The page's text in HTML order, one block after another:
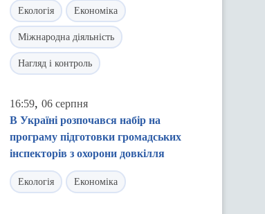
Екологія Економіка
Міжнародна діяльність
Нагляд і контроль
16:59, 06 серпня
В Україні розпочався набір на
програму підготовки громадських
інспекторів з охорони довкілля
Екологія Економіка